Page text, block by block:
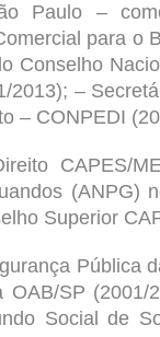
Paulo –
para o
Conselho
2013); –
– CONPEDI
CAPES/
(ANPG)
Superior
Pública
OAB/SP (2001/
Social de